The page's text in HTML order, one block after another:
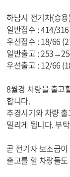
하남시 전기차(승
일반접수 : 414/
우선접수 : 18/66
일반출고 :
우선출고 : 12/66
8월경 차량을 출고
합니다.
추경시기와 차량
밀리게 됩니다. 부
곧 전기자 보조금
출고를 할 차량들